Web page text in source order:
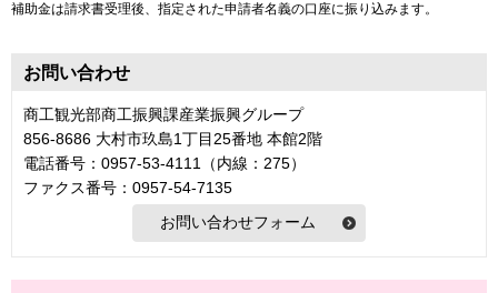
補助金は請求書受理後、指定された申請者名義の口座に振り込みます。
お問い合わせ
商工観光部商工振興課産業振興グループ
856-8686 大村市玖島1丁目25番地 本館2階
電話番号：0957-53-4111（内線：275）
ファクス番号：0957-54-7135